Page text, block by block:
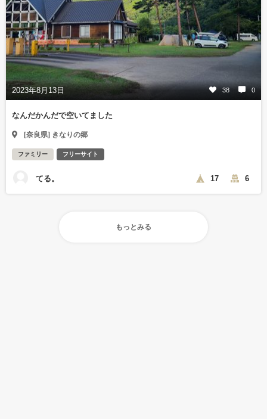
2023年8月13日 38 0
なんだかんだで空いてました
[奈良県] きなりの郷
ファミリー フリーサイト
てる。 17 6
もっとみる